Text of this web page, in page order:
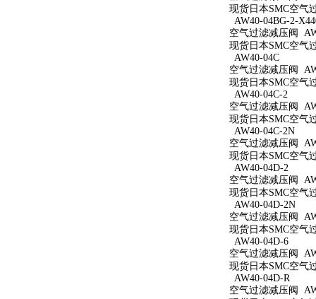
现货日本SMC空气
AW40-04BG-2-
空气过滤减压阀
现货日本SMC空气
AW40-04C
空气过滤减压阀
现货日本SMC空气
AW40-04C-2
空气过滤减压阀
现货日本SMC空气
AW40-04C-2N
空气过滤减压阀
现货日本SMC空气
AW40-04D-2
空气过滤减压阀
现货日本SMC空气
AW40-04D-2N
空气过滤减压阀
现货日本SMC空气
AW40-04D-6
空气过滤减压阀
现货日本SMC空气
AW40-04D-R
空气过滤减压阀